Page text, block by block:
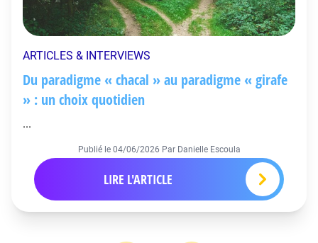
ARTICLES & INTERVIEWS
Du paradigme « chacal » au paradigme « girafe
» : un choix quotidien
...
Publié le 04/06/2026 Par Danielle Escoula
LIRE L'ARTICLE